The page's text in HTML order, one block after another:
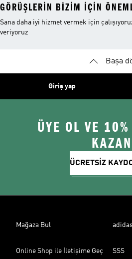
GÖRÜŞLERIN BIZIM IÇIN
Sana daha iyi hizmet vermek için
veriyoruz
Başa
Giriş yap
ÜYE OL VE
KAZAN
ÜCRETSİZ
Mağaza Bul
Online Shop ile İletişime Geç SSS